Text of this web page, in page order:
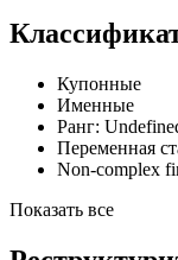
Тип ценной
Купонные
Ранг: Undefined